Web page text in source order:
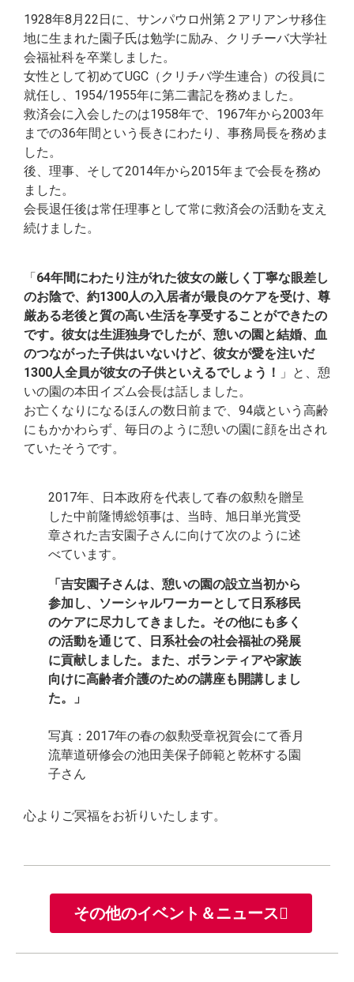
1928年8月22日に、サンパウロ州第２アリアンサ移住
地に生まれた園子氏は勉学に励み、クリチーバ大学社
会福祉科を卒業しました。
女性として初めてUGC（クリチバ学生連合）の役員に
就任し、1954/1955年に第二書記を務めました。
救済会に入会したのは1958年で、1967年から2003年
までの36年間という長きにわたり、事務局長を務めま
した。
後、理事、そして2014年から2015年まで会長を務め
ました。
会長退任後は常任理事として常に救済会の活動を支え
続けました。
「64年間にわたり注がれた彼女の厳しく丁寧な眼差し
のお陰で、約1300人の入居者が最良のケアを受け、尊
厳ある老後と質の高い生活を享受することができたの
です。彼女は生涯独身でしたが、憩いの園と結婚、血
のつながった子供はいないけど、彼女が愛を注いだ
1300人全員が彼女の子供といえるでしょう！
」と、憩
いの園の本田イズム会長は話しました。
お亡くなりになるほんの数日前まで、94歳という高齢
にもかかわらず、毎日のように憩いの園に顔を出され
ていたそうです。
2017年、日本政府を代表して春の叙勲を贈呈
した中前隆博総領事は、当時、旭日単光賞受
章された吉安園子さんに向けて次のように述
べています。
「吉安園子さんは、憩いの園の設立当初から
参加し、ソーシャルワーカーとして日系移民
のケアに尽力してきました。その他にも多く
の活動を通じて、日系社会の社会福祉の発展
に貢献しました。また、ボランティアや家族
向けに高齢者介護のための講座も開講しまし
た。」
写真：2017年の春の叙勲受章祝賀会にて香月
流華道研修会の池田美保子師範と乾杯する園
子さん
心よりご冥福をお祈りいたします。
その他のイベント＆ニュース